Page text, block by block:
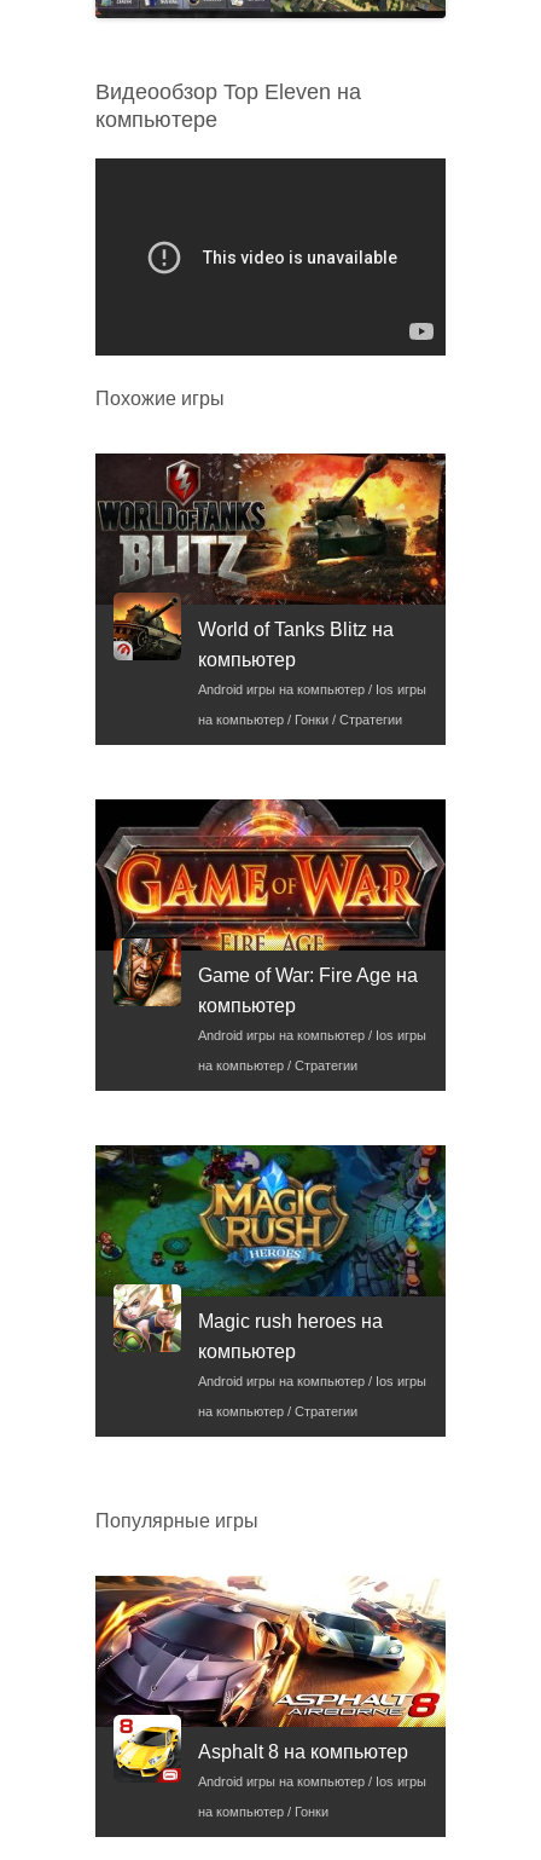
Видеообзор Top Eleven на
компьютере
Похожие игры
World of Tanks Blitz на
компьютер
Android игры на компьютер / Ios игры
на компьютер / Гонки / Стратегии
Game of War: Fire Age на
компьютер
Android игры на компьютер / Ios игры
на компьютер / Стратегии
Magic rush heroes на
компьютер
Android игры на компьютер / Ios игры
на компьютер / Стратегии
Популярные игры
Asphalt 8 на компьютер
Android игры на компьютер / Ios игры
на компьютер / Гонки